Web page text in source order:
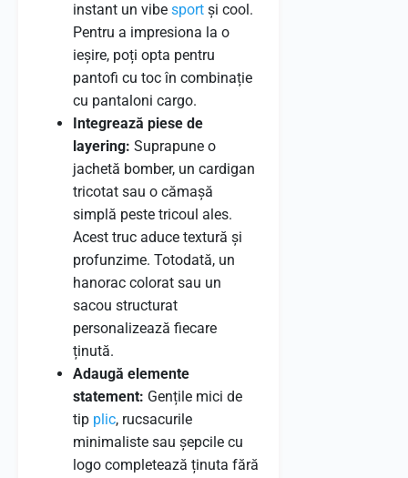
instant un vibe sport și cool.
Pentru a impresiona la o
ieșire, poți opta pentru
pantofi cu toc în combinație
cu pantaloni cargo.
Integrează piese de
layering: Suprapune o
jachetă bomber, un cardigan
tricotat sau o cămașă
simplă peste tricoul ales.
Acest truc aduce textură și
profunzime. Totodată, un
hanorac colorat sau un
sacou structurat
personalizează fiecare
ținută.
Adaugă elemente
statement: Gențile mici de
tip plic, rucsacurile
minimaliste sau șepcile cu
logo completează ținuta fără